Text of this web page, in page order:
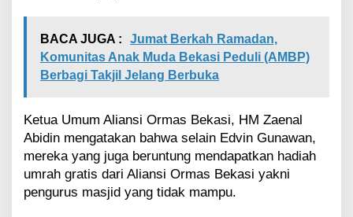
BACA JUGA :
Jumat Berkah Ramadan,
Komunitas Anak Muda Bekasi Peduli (AMBP)
Berbagi Takjil Jelang Berbuka
Ketua Umum Aliansi Ormas Bekasi, HM Zaenal
Abidin mengatakan bahwa selain Edvin Gunawan,
mereka yang juga beruntung mendapatkan hadiah
umrah gratis dari Aliansi Ormas Bekasi yakni
pengurus masjid yang tidak mampu.